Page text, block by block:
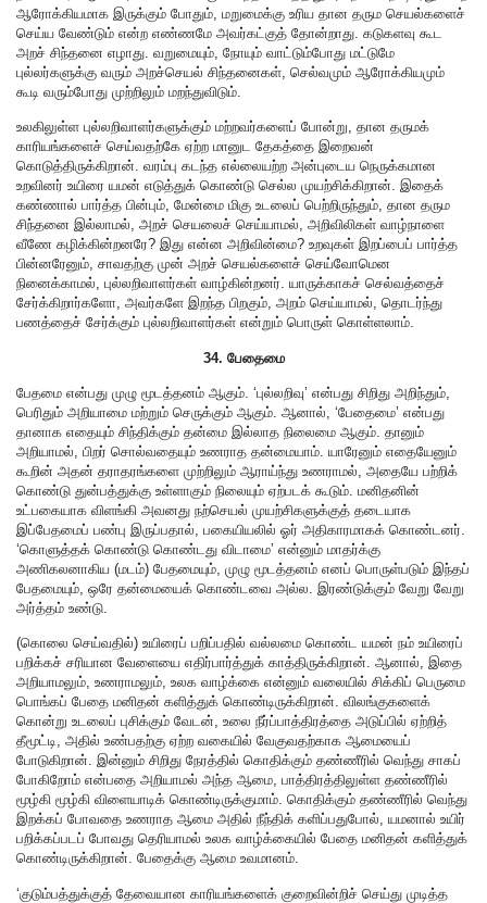
ஆரோக்கியமாக இருக்கும் போதும், மறுமைக்கு உரிய தான தரும செயல்களைச்
செய்ய வேண்டும் என்ற எண்ணமே அவர்கட்குத் தோன்றாது. கடுகளவு கூட
அறச் சிந்தனை எழாது. வறுமையும், நோயும் வாட்டும்போது மட்டுமே
புல்லர்களுக்கு வரும் அறச்செயல் சிந்தனைகள், செல்வமும் ஆரோக்கியமும்
கூடி வரும்போது முற்றிலும் மறந்துவிடும்.
உலகிலுள்ள புல்லறிவாளர்களுக்கும் மற்றவர்களைப் போன்று, தான தருமக்
காரியங்களைச் செய்வதற்கே ஏற்ற மானுட தேகத்தை இறைவன்
கொடுத்திருக்கிறான். வரம்பு கடந்த எல்லையற்ற அன்புடைய நெருக்கமான
உறவினர் உயிரை யமன் எடுத்துக் கொண்டு செல்ல முயற்சிக்கிறான். இதைக்
கண்ணால் பார்த்த பின்பும், மேன்மை மிகு உடலைப் பெற்றிருந்தும், தான தரும
சிந்தனை இல்லாமல், அறச் செயலைச் செய்யாமல், அறிவிலிகள் வாழ்நாளை
வீணே கழிக்கின்றனரே? இது என்ன அறிவின்மை? உறவுகள் இறப்பைப் பார்த்த
பின்னரேனும், சாவதற்கு முன் அறச் செயல்களைச் செய்வோமென
நினைக்காமல், புல்லறிவாளர்கள் வாழ்கின்றனர். யாருக்காகச் செல்வத்தைச்
சேர்க்கிறார்களோ, அவர்களே இறந்த பிறகும், அறம் செய்யாமல், தொடர்ந்து
பணத்தைச் சேர்க்கும் புல்லறிவாளர்கள் என்றும் பொருள் கொள்ளலாம்.
34. பேதைமை
பேதமை என்பது முழு மூடத்தனம் ஆகும். ‘புல்லறிவு’ என்பது சிறிது அறிந்தும்,
பெரிதும் அறியாமை மற்றும் செருக்கும் ஆகும். ஆனால், ‘பேதைமை’ என்பது
தானாக எதையும் சிந்திக்கும் தன்மை இல்லாத நிலைமை ஆகும். தானும்
அறியாமல், பிறர் சொல்வதையும் உணராத தன்மையாம். யாரேனும் எதையேனும்
கூறின் அதன் தராதரங்களை முற்றிலும் ஆராய்ந்து உணராமல், அதையே பற்றிக்
கொண்டு துன்பத்துக்கு உள்ளாகும் நிலையும் ஏற்படக் கூடும். மனிதனின்
உட்பகையாக விளங்கி அவனது நற்செயல் முயற்சிகளுக்குத் தடையாக
இப்பேதமைப் பண்பு இருப்பதால், பகையியலில் ஓர் அதிகாரமாகக் கொண்டனர்.
‘கொளுத்தக் கொண்டு கொண்டது விடாமை’ என்னும் மாதர்க்கு
அணிகலனாகிய (மடம்) பேதமையும், முழு மூடத்தனம் எனப் பொருள்படும் இந்தப்
பேதமையும், ஒரே தன்மையைக் கொண்டவை அல்ல. இரண்டுக்கும் வேறு வேறு
அர்த்தம் உண்டு.
(கொலை செய்வதில்) உயிரைப் பறிப்பதில் வல்லமை கொண்ட யமன் நம் உயிரைப்
பறிக்கச் சரியான வேளையை எதிர்பார்த்துக் காத்திருக்கிறான். ஆனால், இதை
அறியாமலும், உணராமலும், உலக வாழ்க்கை என்னும் வலையில் சிக்கிப் பெருமை
பொங்கப் பேதை மனிதன் களித்துக் கொண்டிருக்கிறான். விலங்குகளைக்
கொன்று உடலைப் புசிக்கும் வேடன், உலை நீர்ப்பாத்திரத்தை அடுப்பில் ஏற்றித்
தீமூட்டி, அதில் உண்பதற்கு ஏற்ற வகையில் வேகுவதற்காக ஆமையைப்
போடுகிறான். இன்னும் சிறிது நேரத்தில் கொதிக்கும் தண்ணீரில் வெந்து சாகப்
போகிறோம் என்பதை அறியாமல் அந்த ஆமை, பாத்திரத்திலுள்ள தண்ணீரில்
மூழ்கி மூழ்கி விளையாடிக் கொண்டிருக்குமாம். கொதிக்கும் தண்ணீரில் வெந்து
இறக்கப் போவதை உணராத ஆமை அதில் நீந்திக் களிப்பதுபோல், யமனால் உயிர்
பறிக்கப்படப் போவது தெரியாமல் உலக வாழ்க்கையில் பேதை மனிதன் களித்துக்
கொண்டிருக்கிறான். பேதைக்கு ஆமை உவமானம்.
‘குடும்பத்துக்குத் தேவையான காரியங்களைக் குறைவின்றிச் செய்து முடித்த